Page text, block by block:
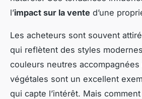
l’impact sur la vente d’une
Les acheteurs sont souvent
qui reflètent des styles
couleurs neutres
végétales sont un excellent
qui capte l’intérêt. Mais